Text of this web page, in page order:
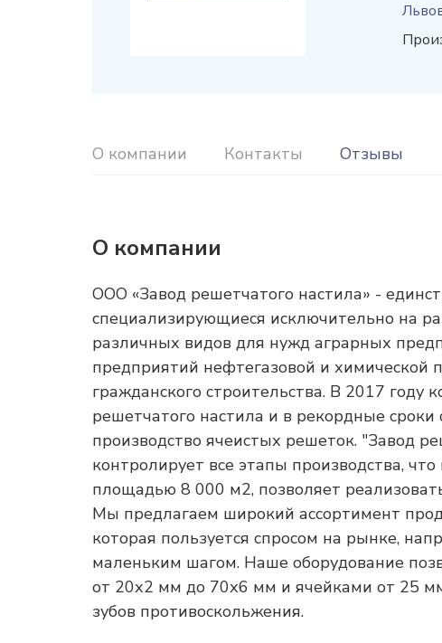
О компании Контакты Отзывы
О компании
ООО «Завод решетчатого настила» -
специализирующиеся исключительно на
различных видов для нужд аграрных
предприятий нефтегазовой и
гражданского строительства. В 2017
решетчатого настила и в рекордные сроки
производство ячеистых решеток. "Завод
контролирует все этапы производства,
площадью 8 000 м2, позволяет
Мы предлагаем широкий ассортимент
которая пользуется спросом на рынке,
маленьким шагом. Наше оборудование
от 20х2 мм до 70х6 мм и ячейками от 25
зубов противоскольжения.